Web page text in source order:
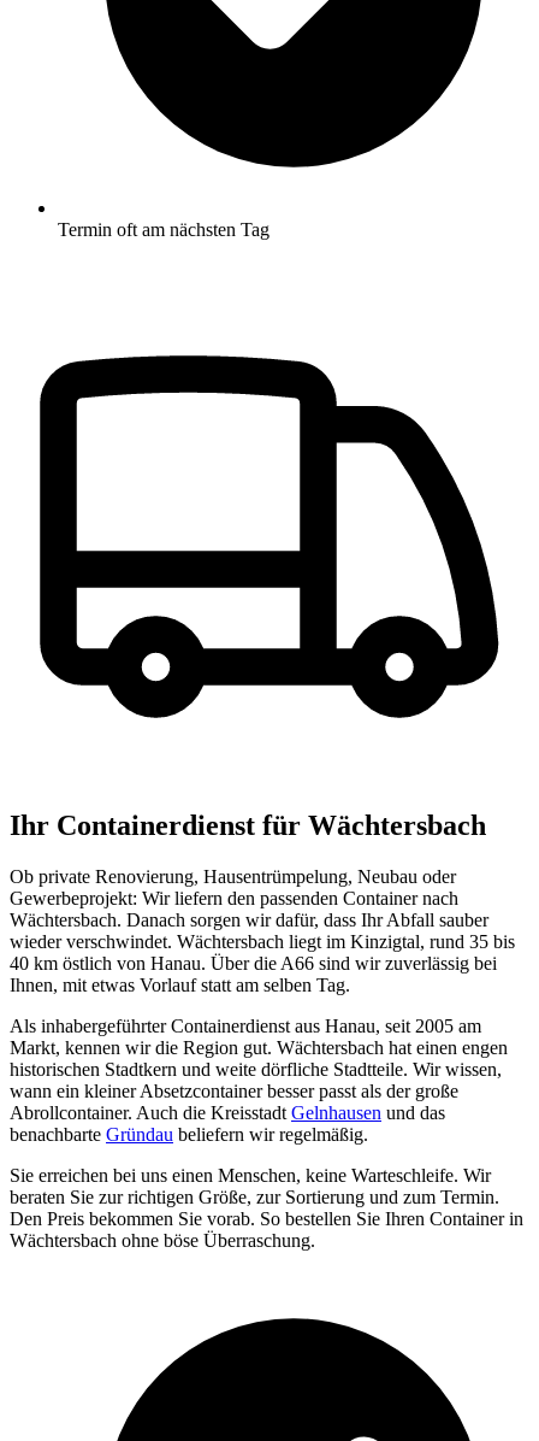
Termin oft am nächsten Tag
Ihr Containerdienst für Wächtersbach
Ob private Renovierung, Hausentrümpelung, Neubau oder
Gewerbeprojekt: Wir liefern den passenden Container nach
Wächtersbach. Danach sorgen wir dafür, dass Ihr Abfall sauber
wieder verschwindet. Wächtersbach liegt im Kinzigtal, rund 35 bis
40 km östlich von Hanau. Über die A66 sind wir zuverlässig bei
Ihnen, mit etwas Vorlauf statt am selben Tag.
Als inhabergeführter Containerdienst aus Hanau, seit 2005 am
Markt, kennen wir die Region gut. Wächtersbach hat einen engen
historischen Stadtkern und weite dörfliche Stadtteile. Wir wissen,
wann ein kleiner Absetzcontainer besser passt als der große
Abrollcontainer. Auch die Kreisstadt Gelnhausen und das
benachbarte Gründau beliefern wir regelmäßig.
Sie erreichen bei uns einen Menschen, keine Warteschleife. Wir
beraten Sie zur richtigen Größe, zur Sortierung und zum Termin.
Den Preis bekommen Sie vorab. So bestellen Sie Ihren Container in
Wächtersbach ohne böse Überraschung.